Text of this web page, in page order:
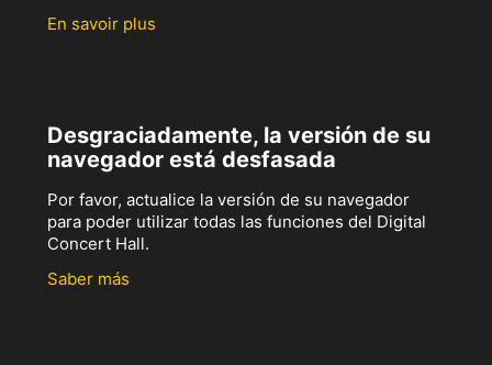
En savoir plus
Desgraciadamente, la versión de su
navegador está desfasada
Por favor, actualice la versión de su navegador
para poder utilizar todas las funciones del Digital
Concert Hall.
Saber más